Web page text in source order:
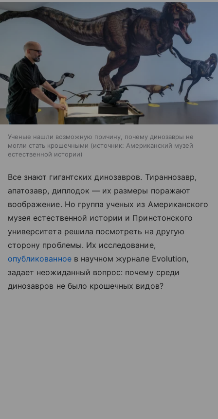
Ученые нашли возможную причину, почему динозавры не
могли стать крошечными
источник: Американский музей
естественной истории
Все знают гигантских динозавров. Тираннозавр,
апатозавр, диплодок — их размеры поражают
воображение. Но группа ученых из Американского
музея естественной истории и Принстонского
университета решила посмотреть на другую
сторону проблемы. Их исследование,
опубликованноев научном журнале Evolution,
задает неожиданный вопрос: почему среди
динозавров не было крошечных видов?